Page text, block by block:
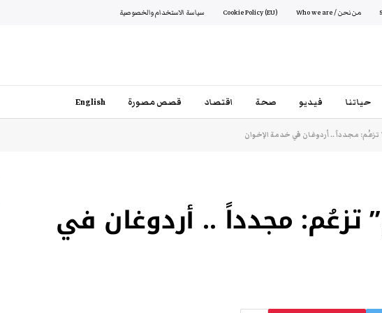
من نحن / Who we are Cookie Policy (EU) سياسة الاستخدام والخصوصية
حياتنا فيديو صحة اقتصاد قصص مصورة English
مجدداً .. أردوغان في خدمة الإخوان
تزعُم: مجدداً .. أردوغان في